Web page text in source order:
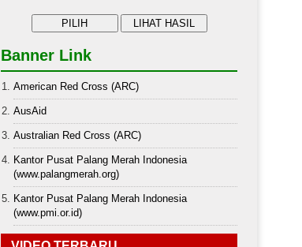
Banner Link
American Red Cross (ARC)
AusAid
Australian Red Cross (ARC)
Kantor Pusat Palang Merah Indonesia
(www.palangmerah.org)
Kantor Pusat Palang Merah Indonesia
(www.pmi.or.id)